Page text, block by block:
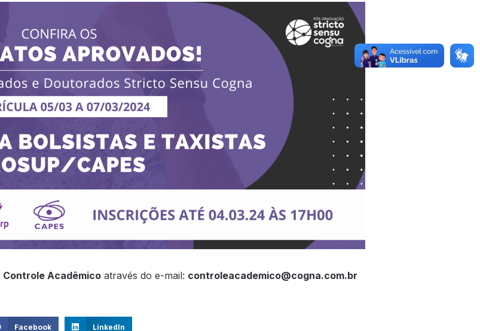
Controle Acadêmico através do e-mail: controleacademico@cogna.com.br
Facebook LinkedIn